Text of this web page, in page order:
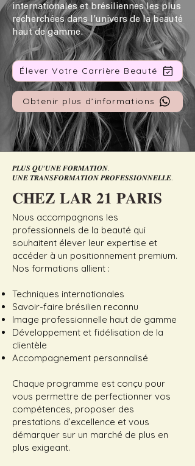
internationales et brésiliennes les plus
recherchées dans l’univers de la beauté
haut de gamme.
Élever Votre Carrière Beauté
Obtenir plus d’informations
𝑷𝑳𝑼𝑺 𝑸𝑼’𝑼𝑵𝑬 𝑭𝑶𝑹𝑴𝑨𝑻𝑰𝑶𝑵.
𝑼𝑵𝑬 𝑻𝑹𝑨𝑵𝑺𝑭𝑶𝑹𝑴𝑨𝑻𝑰𝑶𝑵 𝑷𝑹𝑶𝑭𝑬𝑺𝑺𝑰𝑶𝑵𝑵𝑬𝑳𝑳𝑬.
𝐂𝐇𝐄𝐙 𝐋𝐀𝐑 𝟐𝟏 𝐏𝐀𝐑𝐈𝐒
Nous accompagnons les
professionnels de la beauté qui
souhaitent élever leur expertise et
accéder à un positionnement premium.
Nos formations allient :
Techniques internationales
Savoir-faire brésilien reconnu
Image professionnelle haut de gamme
Développement et fidélisation de la
clientèle
Accompagnement personnalisé
Chaque programme est conçu pour
vous permettre de perfectionner vos
compétences, proposer des
prestations d’excellence et vous
démarquer sur un marché de plus en
plus exigeant.